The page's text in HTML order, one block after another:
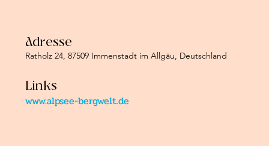
Adresse
Ratholz 24, 87509 Immenstadt im Allgäu, Deutschland
Links
www.alpsee-bergwelt.de